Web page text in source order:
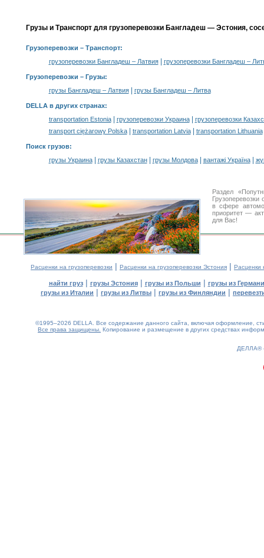
Грузы и Транспорт для грузоперевозки Бангладеш — Эстония,
Грузоперевозки – Транспорт:
грузоперевозки Бангладеш – Латвия| грузоперевозки Бангладеш –
Грузоперевозки – Грузы:
грузы Бангладеш – Латвия| грузы Бангладеш – Литва
DELLA в других странах:
transportation Estonia| грузоперевозки Украина|
грузоперевозки
transport ciężarowy Polska| transportation Latvia| transportation Lithuania
Поиск грузов:
грузы Украина| грузы Казахстан| грузы Молдова| вантажі Україна|
Раздел
в сфере
приоритет —
для Вас!
Расценки на грузоперевозки | Расценки на грузоперевозки Эстония | Расценки
найти груз| грузы Эстония| грузы из Польши | грузы из
грузы из Италии | грузы из Литвы | грузы из Финляндии |
©1995–2026 DELLA. Все содержание данного сайта, включая оформление,
Все права защищены. Копирование и размещение в других средствах